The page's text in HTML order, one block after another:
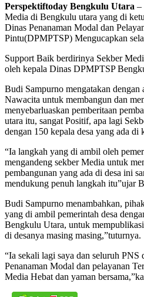
Perspektiftoday Bengkulu Utara –
Media di Bengkulu utara yang di
Dinas Penanaman Modal dan
Pintu(DPMPTSP) Mengucapkan
Support Baik berdirinya Sekber
oleh kepala Dinas DPMPTSP
Budi Sampurno mengatakan dengan
Nawacita untuk membangun dan
menyebarluaskan pemberitaan
utara itu, sangat Positif, apa lagi
dengan 150 kepala desa yang ada
“Ia langkah yang di ambil oleh
mengandeng sekber Media untuk
pembangunan yang ada di desa ini
mendukung penuh langkah itu”ujar
Budi Sampurno menambahkan,
yang di ambil pemerintah desa
Bengkulu Utara, untuk
di desanya masing masing,”tuturnya.
“Ia sekali lagi saya dan seluruh PNS
Penanaman Modal dan pelayanan
Media Hebat dan yaman